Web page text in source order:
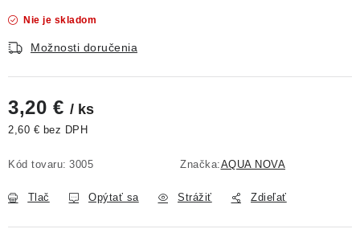
Moja objednávka
Nie je skladom
Možnosti doručenia
3,20 € / ks
2,60 € bez DPH
Kód tovaru: 3005 Značka:AQUA NOVA
Tlač Opýtať sa Strážiť Zdieľať